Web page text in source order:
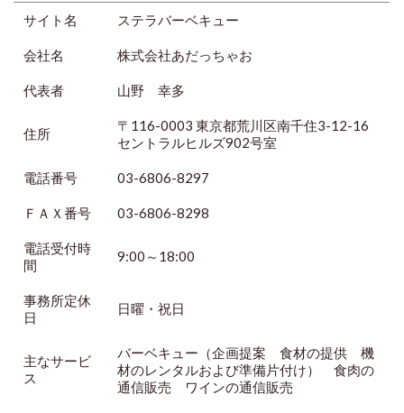
サイト名 ステラバーベキュー
会社名 株式会社あだっちゃお
代表者 山野 幸多
住所
〒116-0003 東京都荒川区南千住3-12-16
セントラルヒルズ902号室
電話番号 03-6806-8297
ＦＡＸ番号 03-6806-8298
電話受付時
間
9:00～18:00
事務所定休
日
日曜・祝日
主なサービ
ス
バーベキュー（企画提案 食材の提供 機
材のレンタルおよび準備片付け） 食肉の
通信販売 ワインの通信販売